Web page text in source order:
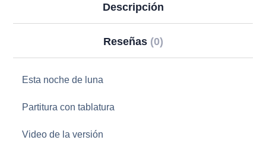
Descripción
Reseñas (0)
Esta noche de luna
Partitura con tablatura
Video de la versión